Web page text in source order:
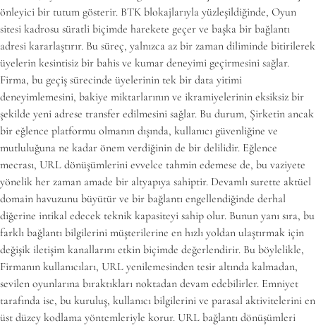
önleyici bir tutum gösterir. BTK blokajlarıyla yüzleşildiğinde, Oyun
sitesi kadrosu süratli biçimde harekete geçer ve başka bir bağlantı
adresi kararlaştırır. Bu süreç, yalnızca az bir zaman diliminde bitirilerek
üyelerin kesintisiz bir bahis ve kumar deneyimi geçirmesini sağlar.
Firma, bu geçiş sürecinde üyelerinin tek bir data yitimi
deneyimlemesini, bakiye miktarlarının ve ikramiyelerinin eksiksiz bir
şekilde yeni adrese transfer edilmesini sağlar. Bu durum, Şirketin ancak
bir eğlence platformu olmanın dışında, kullanıcı güvenliğine ve
mutluluğuna ne kadar önem verdiğinin de bir delilidir. Eğlence
mecrası, URL dönüşümlerini evvelce tahmin edemese de, bu vaziyete
yönelik her zaman amade bir altyapıya sahiptir. Devamlı surette aktüel
domain havuzunu büyütür ve bir bağlantı engellendiğinde derhal
diğerine intikal edecek teknik kapasiteyi sahip olur. Bunun yanı sıra, bu
farklı bağlantı bilgilerini müşterilerine en hızlı yoldan ulaştırmak için
değişik iletişim kanallarını etkin biçimde değerlendirir. Bu böylelikle,
Firmanın kullanıcıları, URL yenilemesinden tesir altında kalmadan,
sevilen oyunlarına bıraktıkları noktadan devam edebilirler. Emniyet
tarafında ise, bu kuruluş, kullanıcı bilgilerini ve parasal aktivitelerini en
üst düzey kodlama yöntemleriyle korur. URL bağlantı dönüşümleri